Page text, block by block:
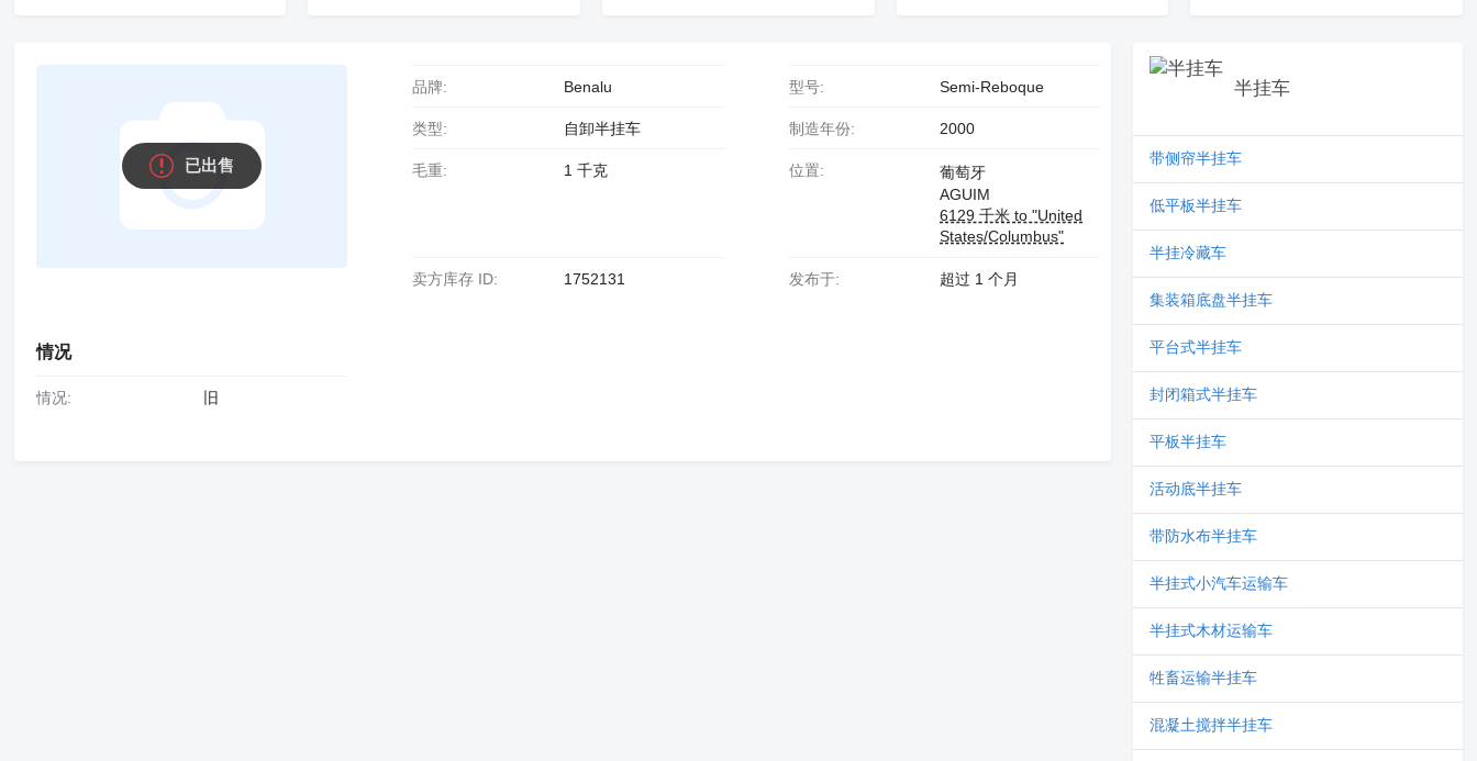
已出售
品牌: Benalu 型号: Semi-Reboque
类型: 自卸半挂车 制造年份: 2000
毛重: 1 千克 位置:
葡萄牙
AGUIM
6129 千米 to "United
States/Columbus"
卖方库存 ID: 1752131 发布于: 超过 1 个月
情况
情况: 旧
半挂车
带侧帘半挂车
低平板半挂车
半挂冷藏车
集装箱底盘半挂车
平台式半挂车
封闭箱式半挂车
平板半挂车
活动底半挂车
带防水布半挂车
半挂式小汽车运输车
半挂式木材运输车
牲畜运输半挂车
混凝土搅拌半挂车